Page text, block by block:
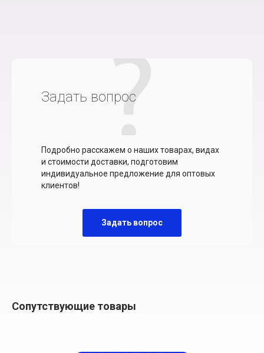
Задать вопрос
Подробно расскажем о наших товарах, видах
и стоимости доставки, подготовим
индивидуальное предложение для оптовых
клиентов!
Задать вопрос
Сопутствующие товары